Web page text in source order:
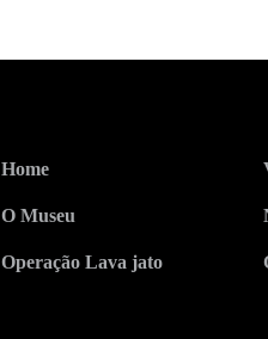
Home
O Museu
Operação Lava jato